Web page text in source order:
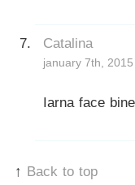
Catalina
january 7th,
Iarna face
↑ Back to top